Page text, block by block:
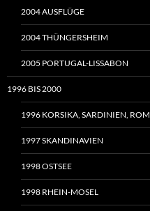
2004 AUSFLÜGE
2004 THÜNGERSHEIM
2005 PORTUGAL-LISSABON
1996 BIS 2000
1996 KORSIKA, SARDINIEN, ROM
1997 SKANDINAVIEN
1998 OSTSEE
1998 RHEIN-MOSEL